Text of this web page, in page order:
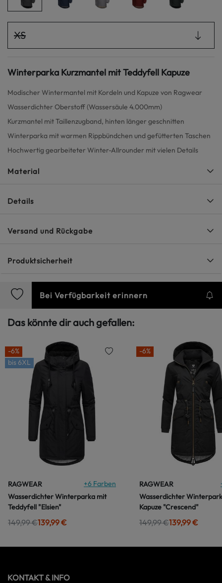
XS
Winterparka Kurzmantel mit Teddyfell Kapuze
Modischer Wintermantel mit Kordeln und Kapuze von Ragwear
Wasserdichter Oberstoff (Wassersäule 4.000mm)
Kurzmantel mit Taillenzugband, hinten länger geschnitten
Winterparka mit warmen Rippbündchen und gefütterten Taschen
Hochwertig gearbeiteter Winter-Allrounder mit vielen Details
Material
Details
Versand und Rückgabe
Produktsicherheit
Bei Verfügbarkeit erinnern
Das könnte dir auch gefallen:
-6%
bis6XL
RAGWEAR +6 Farben
Wasserdichter Winterparka mit
Teddyfell "Elsien"
149,99 €139,99 €
-6%
RAGWEAR
Wasserdichter
Kapuze "Crescend"
149,99 €139,99 €
KONTAKT & INFO